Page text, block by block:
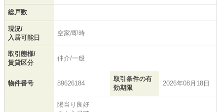
総戸数 -
現況/
入居可能日
空家/即時
取引態様/
賃貸区分
仲介/一般
物件番号 89626184
取引条件の有
効期限
2026年08月18日
陽当り良好